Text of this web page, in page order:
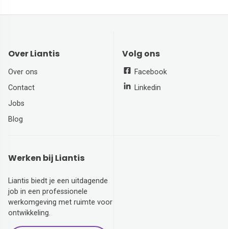
Over Liantis
Over ons
Contact
Jobs
Blog
Volg ons
Facebook
Linkedin
Werken bij Liantis
Liantis biedt je een uitdagende
job in een professionele
werkomgeving met ruimte voor
ontwikkeling.